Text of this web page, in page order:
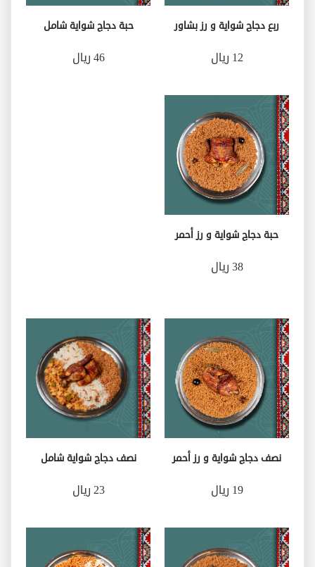
ربع دجاج شواية و رز بشاور
12 ريال
حبة دجاج شواية شامل
46 ريال
حبة دجاج شواية و رز أحمر
38 ريال
نصف دجاج شواية و رز أحمر
19 ريال
نصف دجاج شواية شامل
23 ريال